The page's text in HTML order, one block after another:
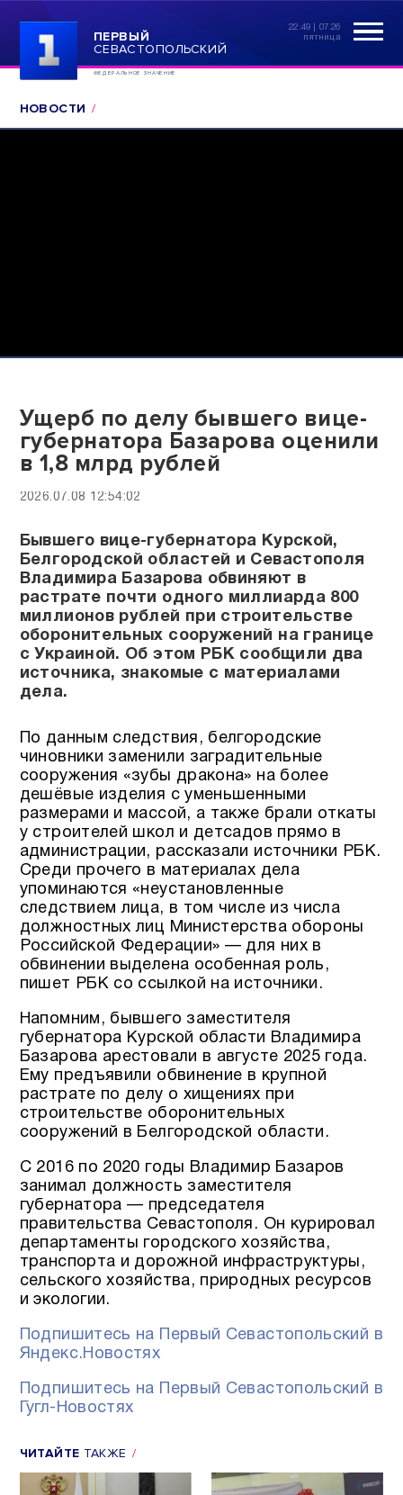
ПЕРВЫЙ
СЕВАСТОПОЛЬСКИЙ
ФЕДЕРАЛЬНОЕ ЗНАЧЕНИЕ
22:49 | 07.26
пятница
НОВОСТИ
Ущерб по делу бывшего вице-
губернатора Базарова оценили
в 1,8 млрд рублей
2026.07.08 12:54:02
Бывшего вице-губернатора Курской,
Белгородской областей и Севастополя
Владимира Базарова обвиняют в
растрате почти одного миллиарда 800
миллионов рублей при строительстве
оборонительных сооружений на границе
с Украиной. Об этом РБК сообщили два
источника, знакомые с материалами
дела.
По данным следствия, белгородские
чиновники заменили заградительные
сооружения «зубы дракона» на более
дешёвые изделия с уменьшенными
размерами и массой, а также брали откаты
у строителей школ и детсадов прямо в
администрации, рассказали источники РБК.
Среди прочего в материалах дела
упоминаются «неустановленные
следствием лица, в том числе из числа
должностных лиц Министерства обороны
Российской Федерации» — для них в
обвинении выделена особенная роль,
пишет РБК со ссылкой на источники.
Напомним, бывшего заместителя
губернатора Курской области Владимира
Базарова арестовали в августе 2025 года.
Ему предъявили обвинение в крупной
растрате по делу о хищениях при
строительстве оборонительных
сооружений в Белгородской области.
С 2016 по 2020 годы Владимир Базаров
занимал должность заместителя
губернатора — председателя
правительства Севастополя. Он курировал
департаменты городского хозяйства,
транспорта и дорожной инфраструктуры,
сельского хозяйства, природных ресурсов
и экологии.
Подпишитесь на Первый Севастопольский в
Яндекс.Новостях
Подпишитесь на Первый Севастопольский в
Гугл-Новостях
ЧИТАЙТЕ ТАКЖЕ